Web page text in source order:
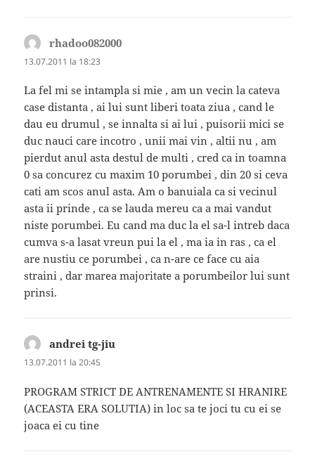
rhadoo082000
13.07.2011 la 18:23
La fel mi se intampla si mie , am un vecin la cateva
case distanta , ai lui sunt liberi toata ziua , cand le
dau eu drumul , se innalta si ai lui , puisorii mici se
duc nauci care incotro , unii mai vin , altii nu , am
pierdut anul asta destul de multi , cred ca in toamna
0 sa concurez cu maxim 10 porumbei , din 20 si ceva
cati am scos anul asta. Am o banuiala ca si vecinul
asta ii prinde , ca se lauda mereu ca a mai vandut
niste porumbei. Eu cand ma duc la el sa-l intreb daca
cumva s-a lasat vreun pui la el , ma ia in ras , ca el
are nustiu ce porumbei , ca n-are ce face cu aia
straini , dar marea majoritate a porumbeilor lui sunt
prinsi.
andrei tg-jiu
13.07.2011 la 20:45
PROGRAM STRICT DE ANTRENAMENTE SI HRANIRE
(ACEASTA ERA SOLUTIA) in loc sa te joci tu cu ei se
joaca ei cu tine